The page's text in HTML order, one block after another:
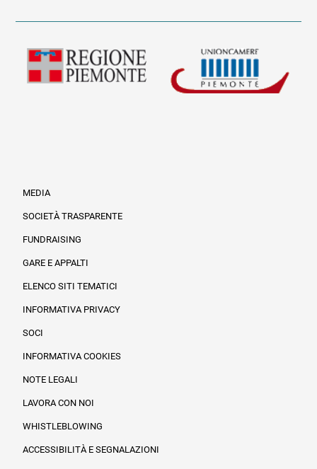
MEDIA
SOCIETÀ TRASPARENTE
FUNDRAISING
GARE E APPALTI
ELENCO SITI TEMATICI
INFORMATIVA PRIVACY
SOCI
INFORMATIVA COOKIES
NOTE LEGALI
LAVORA CON NOI
WHISTLEBLOWING
ACCESSIBILITÀ E SEGNALAZIONI